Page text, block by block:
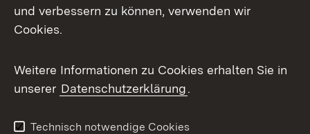
Facebook
X / Twitter
Youtube
und verbessern zu können, verwenden wir
Cookies.
Weitere Informationen zu Cookies erhalten Sie in
unserer Datenschutzerklärung.
Technisch notwendige Cookies